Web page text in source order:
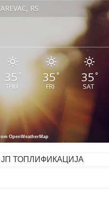
RS
35 °
THU
35°
FRI
35°
SAT
OpenWeatherMap
ТОПЛИФИКАЦИЈА